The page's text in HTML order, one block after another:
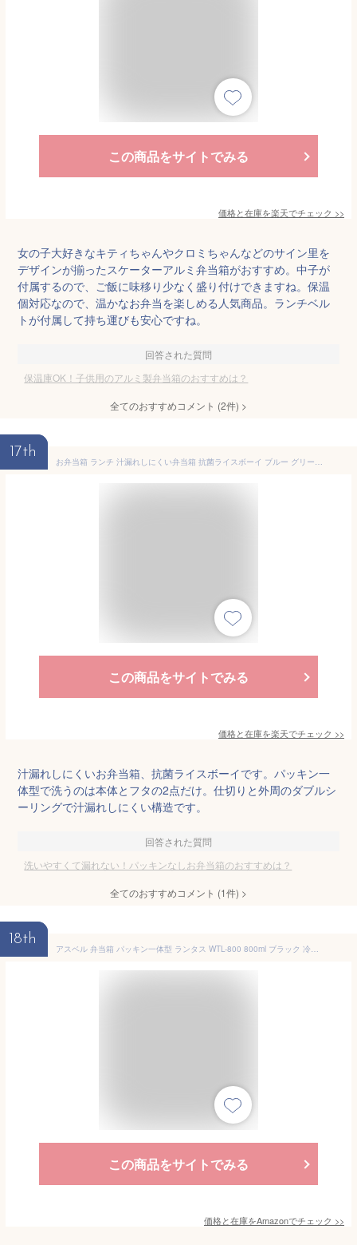
この商品をサイトでみる
価格と在庫を楽天でチェック >>
女の子大好きなキティちゃんやクロミちゃんなどのサイン里を
デザインが揃ったスケーターアルミ弁当箱がおすすめ。中子が
付属するので、ご飯に味移り少なく盛り付けできますね。保温
個対応なので、温かなお弁当を楽しめる人気商品。ランチベル
トが付属して持ち運びも安心ですね。
回答された質問
保温庫OK！子供用のアルミ製弁当箱のおすすめは？
全てのおすすめコメント (2件) >
17th
お弁当箱 ランチ 汁漏れしにくい弁当箱 抗菌ライスボーイ ブルー グリーン ライトグレー パッキン一体型 抗菌加工 洗いやすい かわいい ちょうどいい シービージャパン cbjapn 抗菌 サイズW200×D140×H50mm 容量約700ml
この商品をサイトでみる
価格と在庫を楽天でチェック >>
汁漏れしにくいお弁当箱、抗菌ライスボーイです。パッキン一
体型で洗うのは本体とフタの2点だけ。仕切りと外周のダブルシ
ーリングで汁漏れしにくい構造です。
回答された質問
洗いやすくて漏れない！パッキンなしお弁当箱のおすすめは？
全てのおすすめコメント (1件) >
18th
アスベル 弁当箱 パッキン一体型 ランタス WTL-800 800ml ブラック 冷凍可 抗菌 1段
この商品をサイトでみる
価格と在庫をAmazonでチェック >>